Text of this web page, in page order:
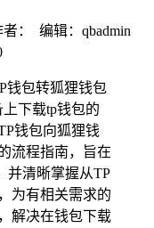
： 编辑：qbadmin
钱包转狐狸钱包
下载tp钱包的
钱包向狐狸钱
流程指南，旨在
并清晰掌握从TP
为有相关需求的
解决在钱包下载